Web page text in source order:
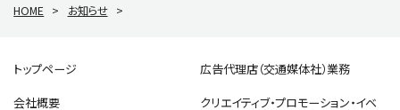
HOME > お知らせ >
トップページ
会社概要
広告代理店（交通媒体社）業務
クリエイティブ・プロモーション・イベ